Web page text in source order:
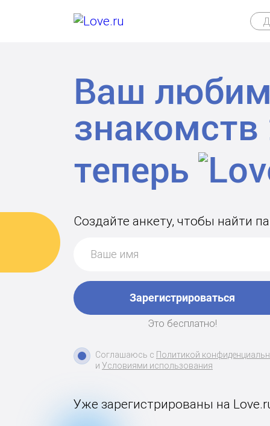
Ваш
знакомств
теперь
Создайте анкету, чтобы найти
Зарегистрироваться
Это бесплатно!
Соглашаюсь с Политикой
и Условиями использования
Уже зарегистрированы на